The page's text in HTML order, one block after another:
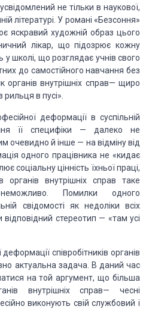
не тільки в наукової,
літературі. У романі «Безсоння»
яскравий художній образ цього
лікар, що підозрює кожну
у школі, що розглядає учнів свого
до самостійного навчання без
органів внутрішніх справ— щиро
в пусі».
деформації в суспільній
її специфіки — далеко не
очевидно й інше — на відміну від
одного працівника не «кидає
соціальну цінність їхньої праці,
органів внутрішніх справ таке
Помилки одного
свідомості як недоліки всіх
відповідний стереотип — «там усі
деформації співробітників органів
актуальна задача. В даний час
на той аргумент, що більша
внутрішніх справ— чесні
виконують свій службовий і